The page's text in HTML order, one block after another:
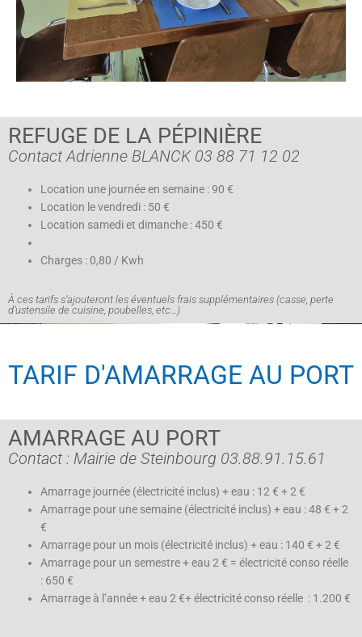
REFUGE DE LA PÉPINIÈRE
Contact Adrienne BLANCK 03 88 71 12 02
Location une journée en semaine : 90 €
Location le vendredi : 50 €
Location samedi et dimanche : 450 €
Charges : 0,80 / Kwh
À ces tarifs s’ajouteront les éventuels frais supplémentaires (casse, perte
d’ustensile de cuisine, poubelles, etc…)
TARIF D'AMARRAGE AU PORT
AMARRAGE AU PORT
Contact : Mairie de Steinbourg 03.88.91.15.61
Amarrage journée (électricité inclus) + eau : 12 € + 2 €
Amarrage pour une semaine (électricité inclus) + eau : 48 € + 2
€
Amarrage pour un mois (électricité inclus) + eau : 140 € + 2 €
Amarrage pour un semestre + eau 2 € = électricité conso réelle
: 650 €
Amarrage à l’année + eau 2 €+ électricité conso réelle : 1.200 €